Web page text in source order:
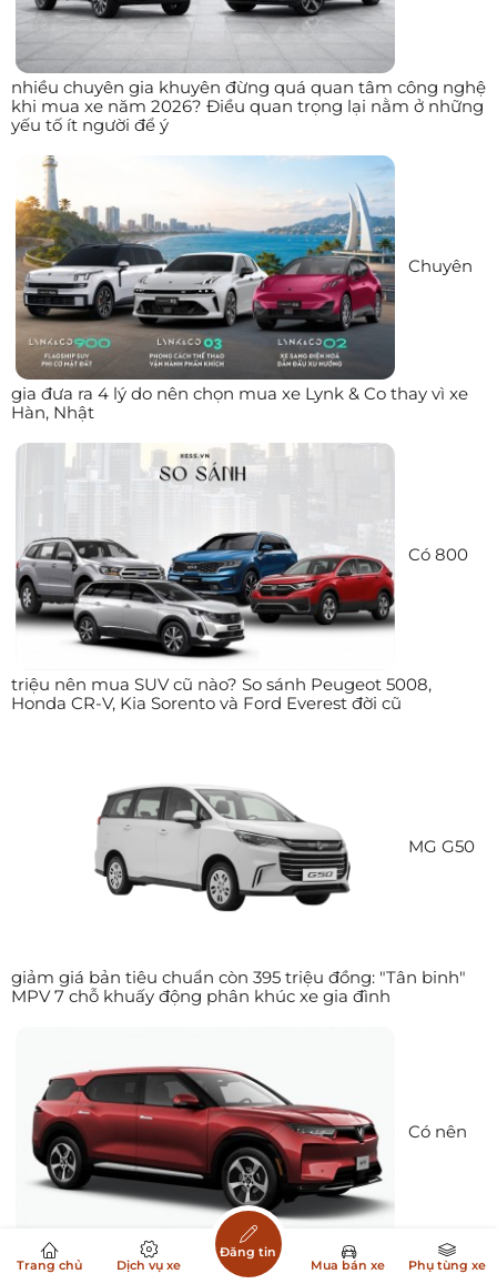
nhiều chuyên gia khuyên đừng quá quan tâm công nghệ
khi mua xe năm 2026? Điều quan trọng lại nằm ở những
yếu tố ít người để ý
Chuyên
gia đưa ra 4 lý do nên chọn mua xe Lynk & Co thay vì xe
Hàn, Nhật
Có 800
triệu nên mua SUV cũ nào? So sánh Peugeot 5008,
Honda CR-V, Kia Sorento và Ford Everest đời cũ
MG G50
giảm giá bản tiêu chuẩn còn 395 triệu đồng: "Tân binh"
MPV 7 chỗ khuấy động phân khúc xe gia đình
Có nên
mua VinFast VF 9? Đánh giá thực tế sau 15.000 km sử
dụng
Trang chủ Dịch vụ xe
Đăng tin
Mua bán xe
Phụ tùng xe